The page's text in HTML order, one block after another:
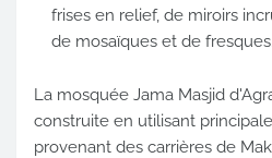
frises en relief, de miroirs
de mosaïques et de fresques.
La mosquée Jama Masjid
construite en utilisant
provenant des carrières de